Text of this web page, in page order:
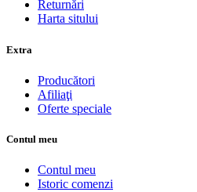
Returnări
Harta sitului
Extra
Producători
Afiliaţi
Oferte speciale
Contul meu
Contul meu
Istoric comenzi